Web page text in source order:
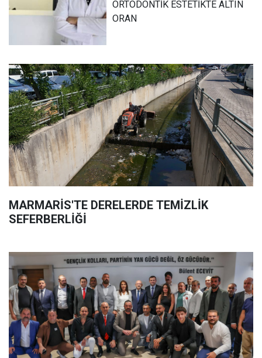
ORTODONTİK ESTETİKTE ALTIN
ORAN
MARMARİS'TE DERELERDE TEMİZLİK
SEFERBERLİĞİ